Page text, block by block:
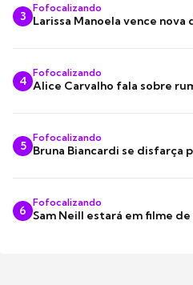
3
Fofocalizando
Larissa Manoela vence
4
Fofocalizando
Alice Carvalho fala sobre
5
Fofocalizando
Bruna Biancardi se disfarça
6
Fofocalizando
Sam Neill estará em filme